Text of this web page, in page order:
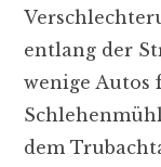
entlang der
wenige Autos
dem